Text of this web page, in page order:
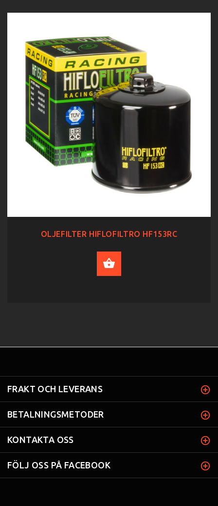
OLJEFILTER HIFLOFILTRO HF153RC
FRAKT OCH LEVERANS
BETALNINGSMETODER
KONTAKTA OSS
FÖLJ OSS PÅ FACEBOOK